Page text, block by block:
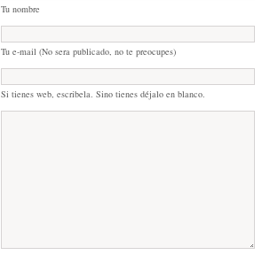
Tu nombre
Tu e-mail (No sera publicado, no te preocupes)
Si tienes web, escribela. Sino tienes déjalo en blanco.